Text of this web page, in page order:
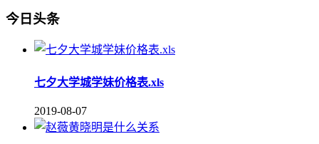
今日头条
七夕大学城学妹价格表.xls
2019-08-07